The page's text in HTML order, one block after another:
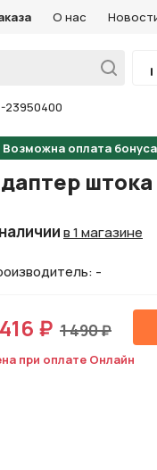
О нас
23950400
Возможна оплата
штока
в 1 магазине
-
₽ 1 490 ₽
при оплате Онлайн